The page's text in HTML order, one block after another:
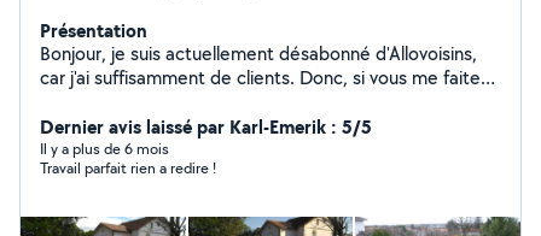
Présentation
Bonjour, je suis actuellement désabonné d'Allovoisins,
car j'ai suffisamment de clients. Donc, si vous me faites
sur le site. Cordialement, Monsieur Judd.
Dernier avis laissé par Karl-Emerik : 5/5
Il y a plus de 6 mois
Travail parfait rien a redire !